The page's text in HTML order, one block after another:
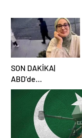
SON DAKİKA|
ABD’de
mahkemeden
Rümeysa Öztürk
kararı: Serbest
bırakıldı!